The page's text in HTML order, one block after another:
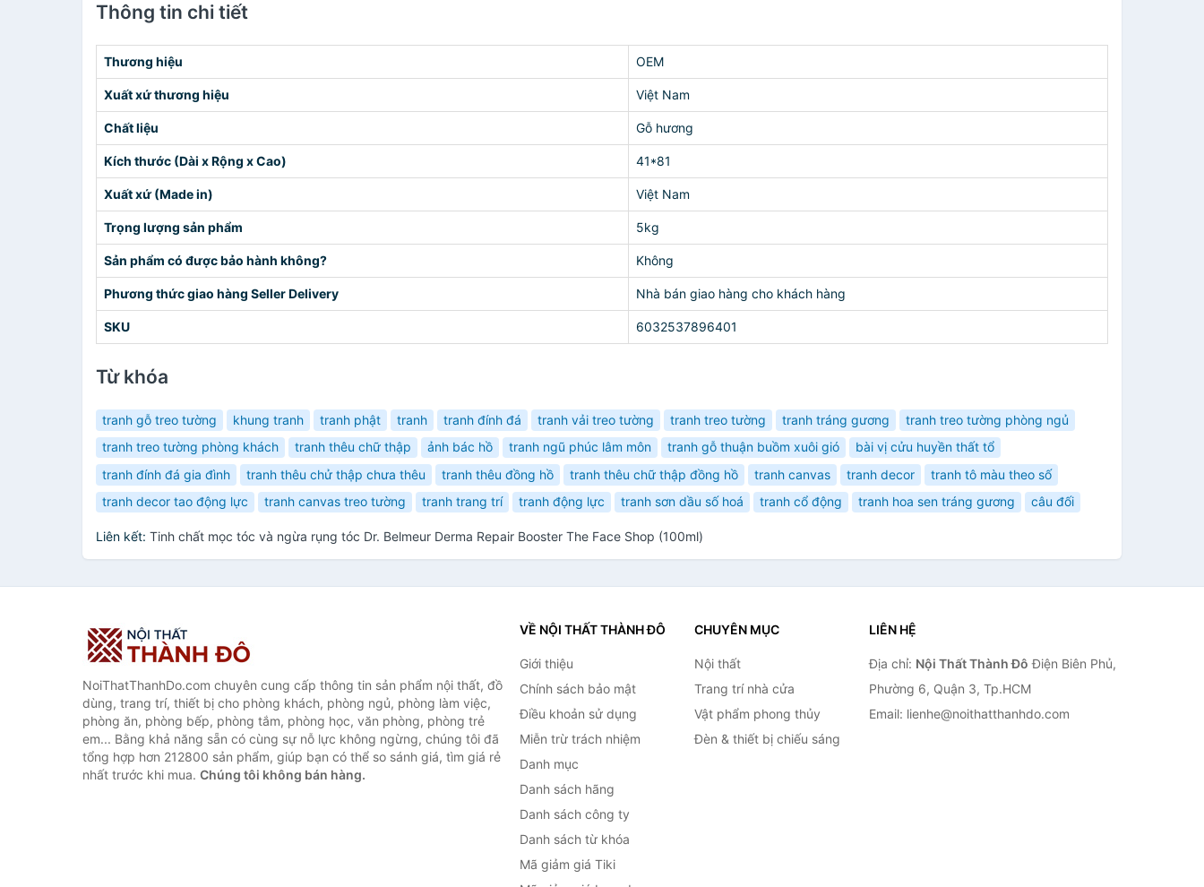
Thông tin chi tiết
Thương hiệu OEM
Xuất xứ thương hiệu Việt Nam
Chất liệu Gỗ hương
Kích thước (Dài x Rộng x Cao) 41*81
Xuất xứ (Made in) Việt Nam
Trọng lượng sản phẩm 5kg
Sản phẩm có được bảo hành không? Không
Phương thức giao hàng Seller Delivery Nhà bán giao hàng cho khách hàng
SKU 6032537896401
Từ khóa
tranh gỗ treo tường khung tranh tranh phật tranh tranh đính đá tranh vải treo tường tranh treo tường tranh tráng gương
tranh treo tường phòng ngủ
tranh treo tường phòng khách
tranh thêu chữ thập ảnh bác hồ tranh ngũ phúc lâm môn tranh gỗ thuận buồm xuôi gió
bài vị cửu huyền thất tổ
tranh đính đá gia đình
tranh thêu chử thập chưa thêu tranh thêu đồng hồ tranh thêu chữ thập đồng hồ tranh canvas tranh decor
tranh tô màu theo số
tranh decor tao động lực
tranh canvas treo tường tranh trang trí tranh động lực tranh sơn dầu số hoá tranh cổ động tranh hoa sen tráng gương câu đối
Liên kết: Tinh chất mọc tóc và ngừa rụng tóc Dr. Belmeur Derma Repair Booster The Face Shop (100ml)
NoiThatThanhDo.com chuyên cung cấp thông tin sản phẩm nội thất, đồ
dùng, trang trí, thiết bị cho phòng khách, phòng ngủ, phòng làm việc,
phòng ăn, phòng bếp, phòng tắm, phòng học, văn phòng, phòng trẻ
em... Bằng khả năng sẵn có cùng sự nỗ lực không ngừng, chúng tôi đã
tổng hợp hơn 212800 sản phẩm, giúp bạn có thể so sánh giá, tìm giá rẻ
nhất trước khi mua. Chúng tôi không bán hàng.
VỀ NỘI THẤT THÀNH ĐÔ
Giới thiệu
Chính sách bảo mật
Điều khoản sử dụng
Miễn trừ trách nhiệm
Danh mục
Danh sách hãng
Danh sách công ty
Danh sách từ khóa
Mã giảm giá Tiki
CHUYÊN MỤC
Nội thất
Trang trí nhà cửa
Vật phẩm phong thủy
Đèn & thiết bị chiếu sáng
LIÊN HỆ
Địa chỉ: Nội Thất Thành Đô Điện Biên Phủ,
Phường 6, Quận 3, Tp.HCM
Email: lienhe@noithatthanhdo.com